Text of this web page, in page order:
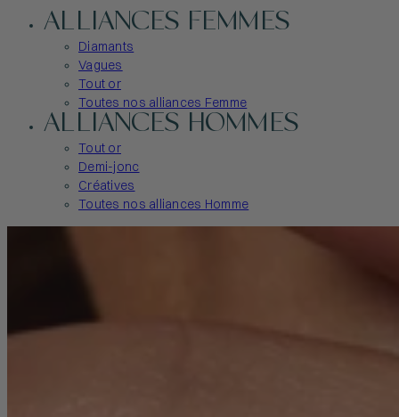
ALLIANCES FEMMES
Diamants
Vagues
Tout or
Toutes nos alliances Femme
ALLIANCES HOMMES
Tout or
Demi-jonc
Créatives
Toutes nos alliances Homme